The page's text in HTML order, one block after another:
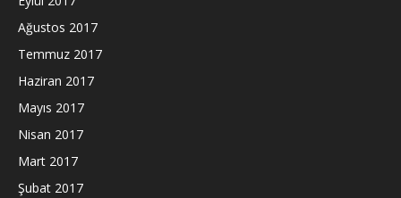
Ağustos 2017
Temmuz 2017
Haziran 2017
Mayıs 2017
Nisan 2017
Mart 2017
Şubat 2017